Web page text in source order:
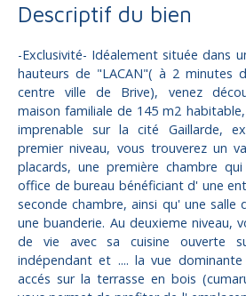
Descriptif du bien
-Exclusivité- Idéalement située dans
hauteurs de "LACAN"( à 2
centre ville de Brive), venez
maison familiale de 145 m2
imprenable sur la cité Gaillarde,
premier niveau, vous trouverez un
placards, une première chambre
office de bureau bénéficiant d' une
seconde chambre, ainsi qu' une
une buanderie. Au deuxieme niveau,
de vie avec sa cuisine ouverte
indépendant et .... la vue
accés sur la terrasse en bois